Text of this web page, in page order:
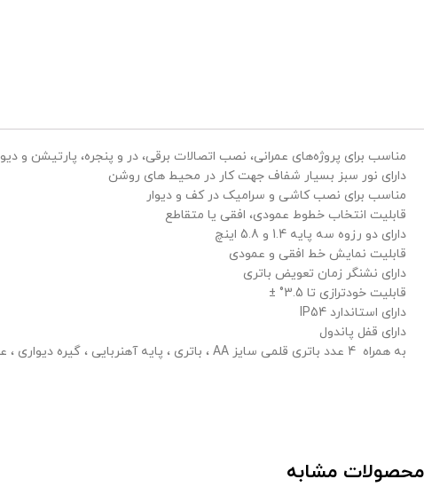
مناسب برای پروژه‌های عمرانی، نصب اتصالات برقی، در و پنجره، پارتیشن و
دارای نور سبز بسیار شفاف جهت کار در محیط های روشن
مناسب برای نصب کاشی و سرامیک در کف و دیوار
قابلیت انتخاب خطوط عمودی، افقی یا متقاطع
دارای دو رزوه‌ سه پایه 1.4 و 5.8 اینچ
قابلیت نمایش خط افقی و عمودی
دارای نشنگر زمان تعویض باتری
قابلیت خودترازی تا 3.5° ±
دارای استاندارد IP54
دارای قفل پاندول
به همراه 4 عدد باتری قلمی سایز AA ، باتری ، پایه آهنربایی ، گیره دیواری ، عینک مخصوص ، نشان‌گر هدف ، کیف حمل ضد ضربه ، دفترچه راهنما
محصولات مشابه